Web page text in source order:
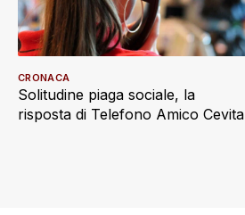
Solitudine piaga sociale, la
risposta di Telefono Amico Cevita
CRONACA